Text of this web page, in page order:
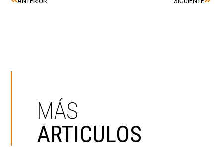
MÁS
ARTICULOS